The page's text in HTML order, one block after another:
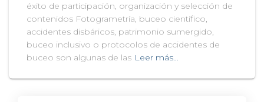
éxito de participación, organización y selección de
contenidos Fotogrametría, buceo científico,
accidentes disbáricos, patrimonio sumergido,
buceo inclusivo o protocolos de accidentes de
buceo son algunas de las Leer más…